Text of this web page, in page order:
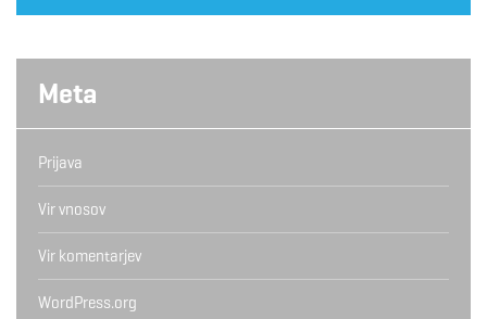
Meta
Prijava
Vir vnosov
Vir komentarjev
WordPress.org